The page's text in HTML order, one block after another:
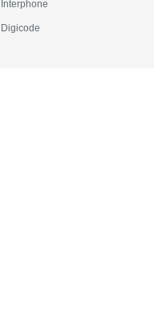
Interphone
Digicode